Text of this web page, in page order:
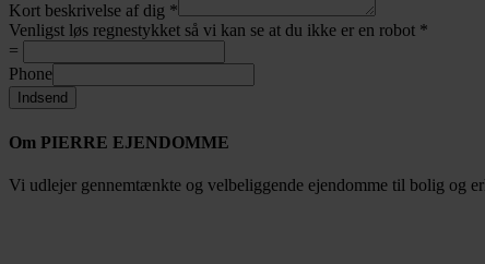
Kort beskrivelse af dig *
Venligst løs regnestykket så vi kan se at du ikke er en robot *
=
Phone
Indsend
Om PIERRE EJENDOMME
Vi udlejer gennemtænkte og velbeliggende ejendomme til bolig og